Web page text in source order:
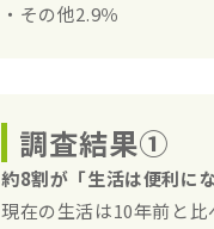
・その他2.9％
調査結果①
約8割が「生活は便利に
現在の生活は10年前と